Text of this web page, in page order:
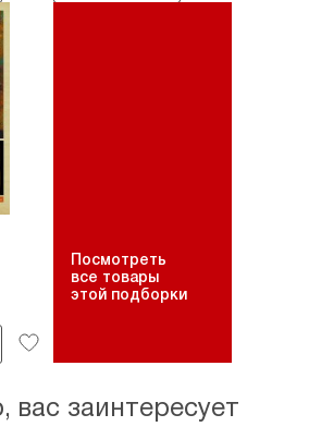
Посмотреть
все товары
этой подборки
вас заинтересует